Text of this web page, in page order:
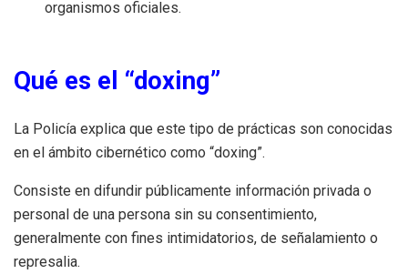
organismos oficiales.
Qué es el “doxing”
La Policía explica que este tipo de prácticas son conocidas
en el ámbito cibernético como “doxing”.
Consiste en difundir públicamente información privada o
personal de una persona sin su consentimiento,
generalmente con fines intimidatorios, de señalamiento o
represalia.